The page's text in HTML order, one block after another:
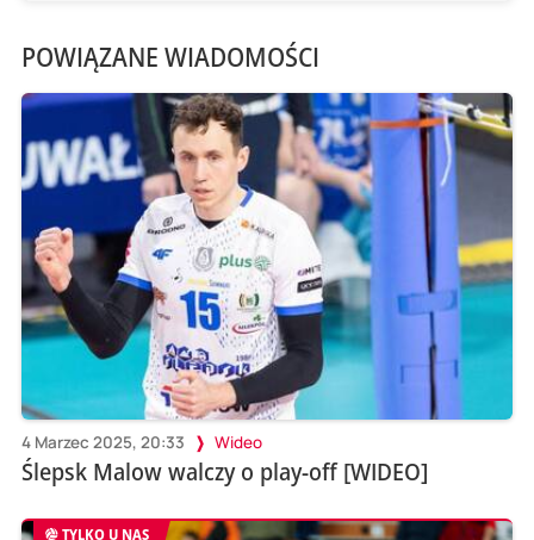
POWIĄZANE WIADOMOŚCI
4 Marzec 2025, 20:33 Wideo
Ślepsk Malow walczy o play-off [WIDEO]
TYLKO U NAS